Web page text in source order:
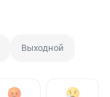
Выходной